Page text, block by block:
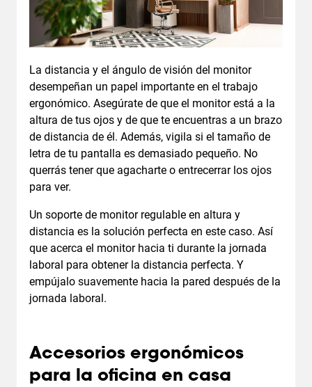
La distancia y el ángulo de visión del monitor
desempeñan un papel importante en el trabajo
ergonómico. Asegúrate de que el monitor está a la
altura de tus ojos y de que te encuentras a un brazo
de distancia de él. Además, vigila si el tamaño de
letra de tu pantalla es demasiado pequeño. No
querrás tener que agacharte o entrecerrar los ojos
para ver.
Un soporte de monitor regulable en altura y
distancia es la solución perfecta en este caso. Así
que acerca el monitor hacia ti durante la jornada
laboral para obtener la distancia perfecta. Y
empújalo suavemente hacia la pared después de la
jornada laboral.
Accesorios ergonómicos
para la oficina en casa